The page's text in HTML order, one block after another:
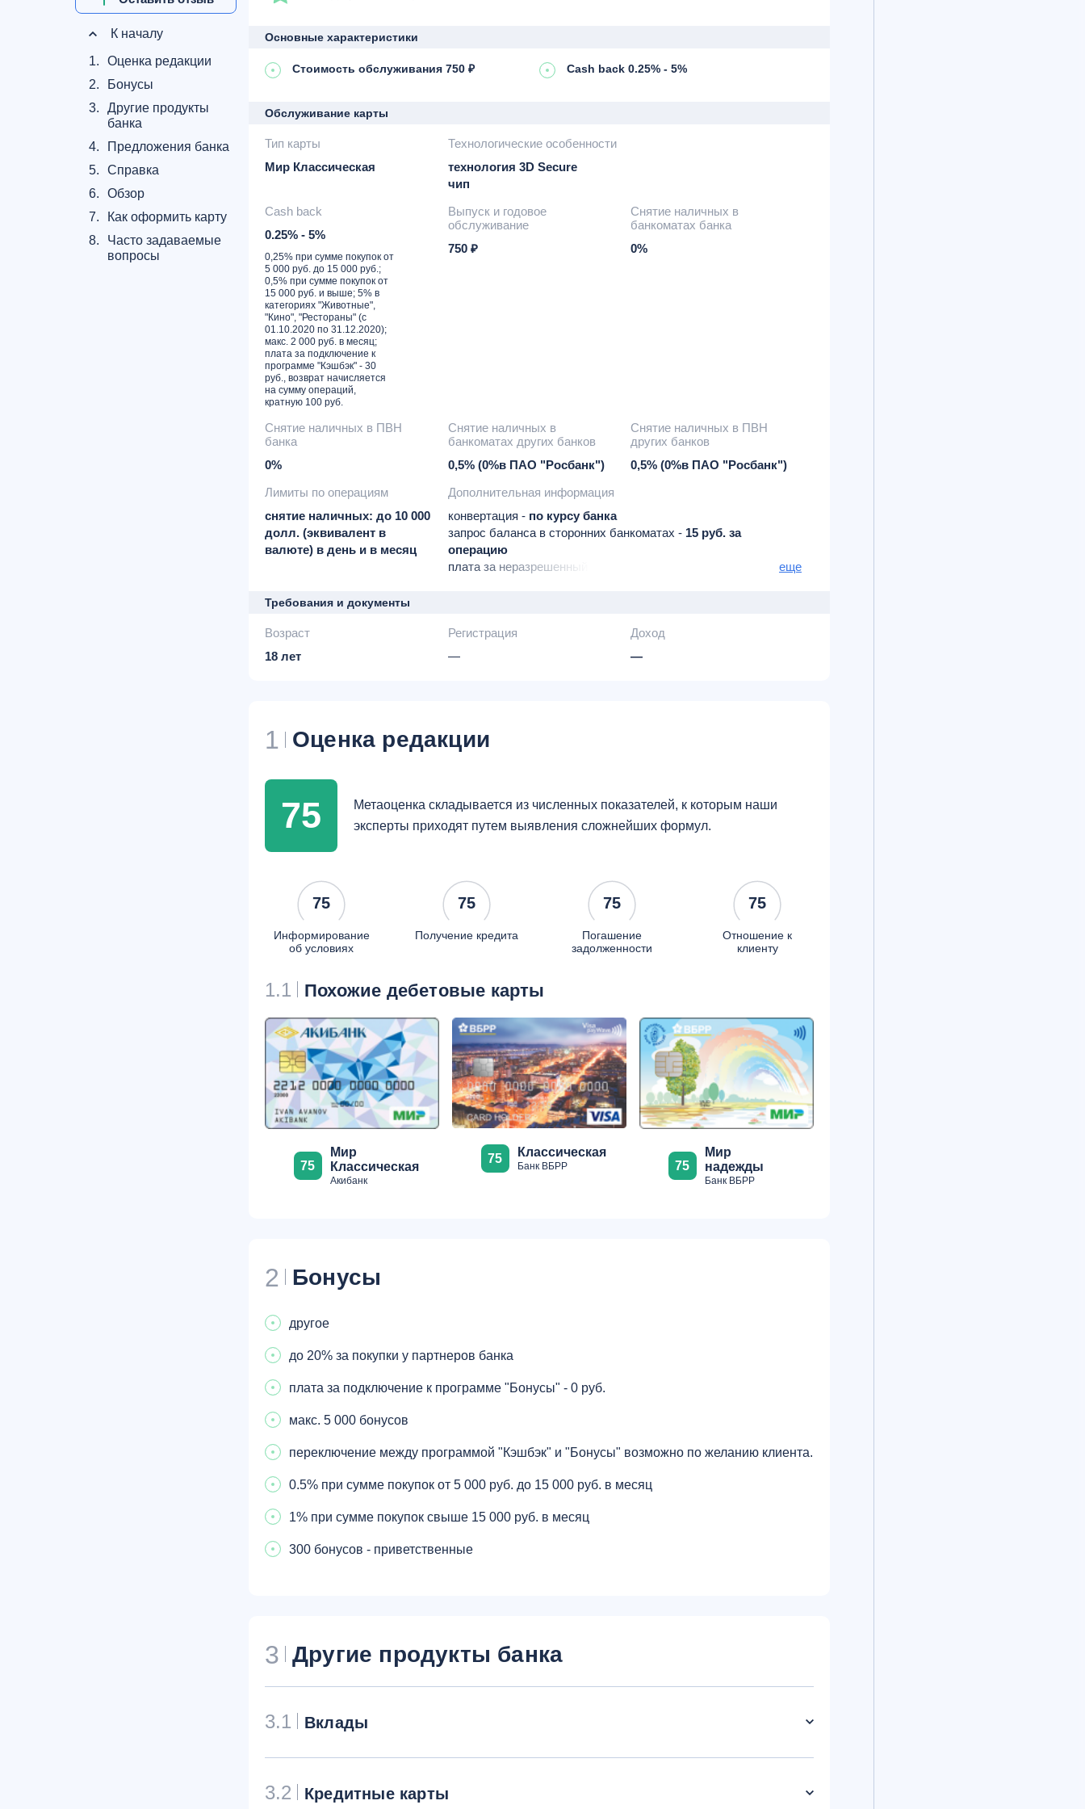
К началу
1.
Оценка редакции
2.
Бонусы
3.
Другие продукты
банка
4.
Предложения банка
5.
Справка
6.
Обзор
7.
Как оформить карту
8.
Часто задаваемые
вопросы
Основные характеристики
Стоимость обслуживания 750 ₽ Cash back 0.25% - 5%
Обслуживание карты
Тип карты
Мир Классическая
Технологические особенности
технология 3D Secure
чип
Cash back
0.25% - 5%
0,25% при сумме покупок от
5 000 руб. до 15 000 руб.;
0,5% при сумме покупок от
15 000 руб. и выше; 5% в
категориях "Животные",
"Кино", "Рестораны" (с
01.10.2020 по 31.12.2020);
макс. 2 000 руб. в месяц;
плата за подключение к
программе "Кэшбэк" - 30
руб., возврат начисляется
на сумму операций,
кратную 100 руб.
Выпуск и годовое
обслуживание
750 ₽
Снятие наличных в
банкоматах банка
0%
Снятие наличных в ПВН
банка
0%
Снятие наличных в
банкоматах других банков
0,5% (0%в ПАО "Росбанк")
Снятие наличных в ПВН
других банков
0,5% (0%в ПАО "Росбанк")
Лимиты по операциям
снятие наличных: до 10 000
долл. (эквивалент в
валюте) в день и в месяц
Дополнительная информация
конвертация - по курсу банка
запрос баланса в сторонних банкоматах - 15 руб. за
операцию
плата за неразрешенный овердрафт -
еще
Требования и документы
Возраст
18 лет
Регистрация
—
Доход
—
1 Оценка редакции
75
Метаоценка складывается из численных показателей, к которым наши
эксперты приходят путем выявления сложнейших формул.
75
Информирование
об условиях
75
Получение кредита
75
Погашение
задолженности
75
Отношение к
клиенту
1.1 Похожие дебетовые карты
75
Мир
Классическая
Акибанк
75 Классическая
Банк ВБРР 75
Мир
надежды
Банк ВБРР
2 Бонусы
другое
до 20% за покупки у партнеров банка
плата за подключение к программе "Бонусы" - 0 руб.
макс. 5 000 бонусов
переключение между программой "Кэшбэк" и "Бонусы" возможно по желанию клиента.
0.5% при сумме покупок от 5 000 руб. до 15 000 руб. в месяц
1% при сумме покупок свыше 15 000 руб. в месяц
300 бонусов - приветственные
3 Другие продукты банка
3.1 Вклады
3.2 Кредитные карты